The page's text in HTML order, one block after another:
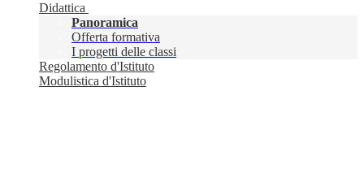
Didattica
Panoramica
Offerta formativa
I progetti delle classi
Regolamento d'Istituto
Modulistica d'Istituto